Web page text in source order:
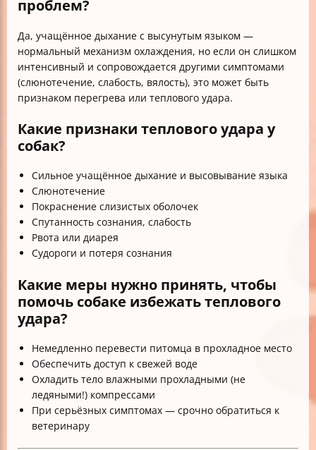
проблем?
Да, учащённое дыхание с высунутым языком —
нормальный механизм охлаждения, но если он слишком
интенсивный и сопровождается другими симптомами
(слюнотечение, слабость, вялость), это может быть
признаком перегрева или теплового удара.
Какие признаки теплового удара у
собак?
Сильное учащённое дыхание и высовывание языка
Слюнотечение
Покраснение слизистых оболочек
Спутанность сознания, слабость
Рвота или диарея
Судороги и потеря сознания
Какие меры нужно принять, чтобы
помочь собаке избежать теплового
удара?
Немедленно перевести питомца в прохладное место
Обеспечить доступ к свежей воде
Охладить тело влажными прохладными (не
ледяными!) компрессами
При серьёзных симптомах — срочно обратиться к
ветеринару